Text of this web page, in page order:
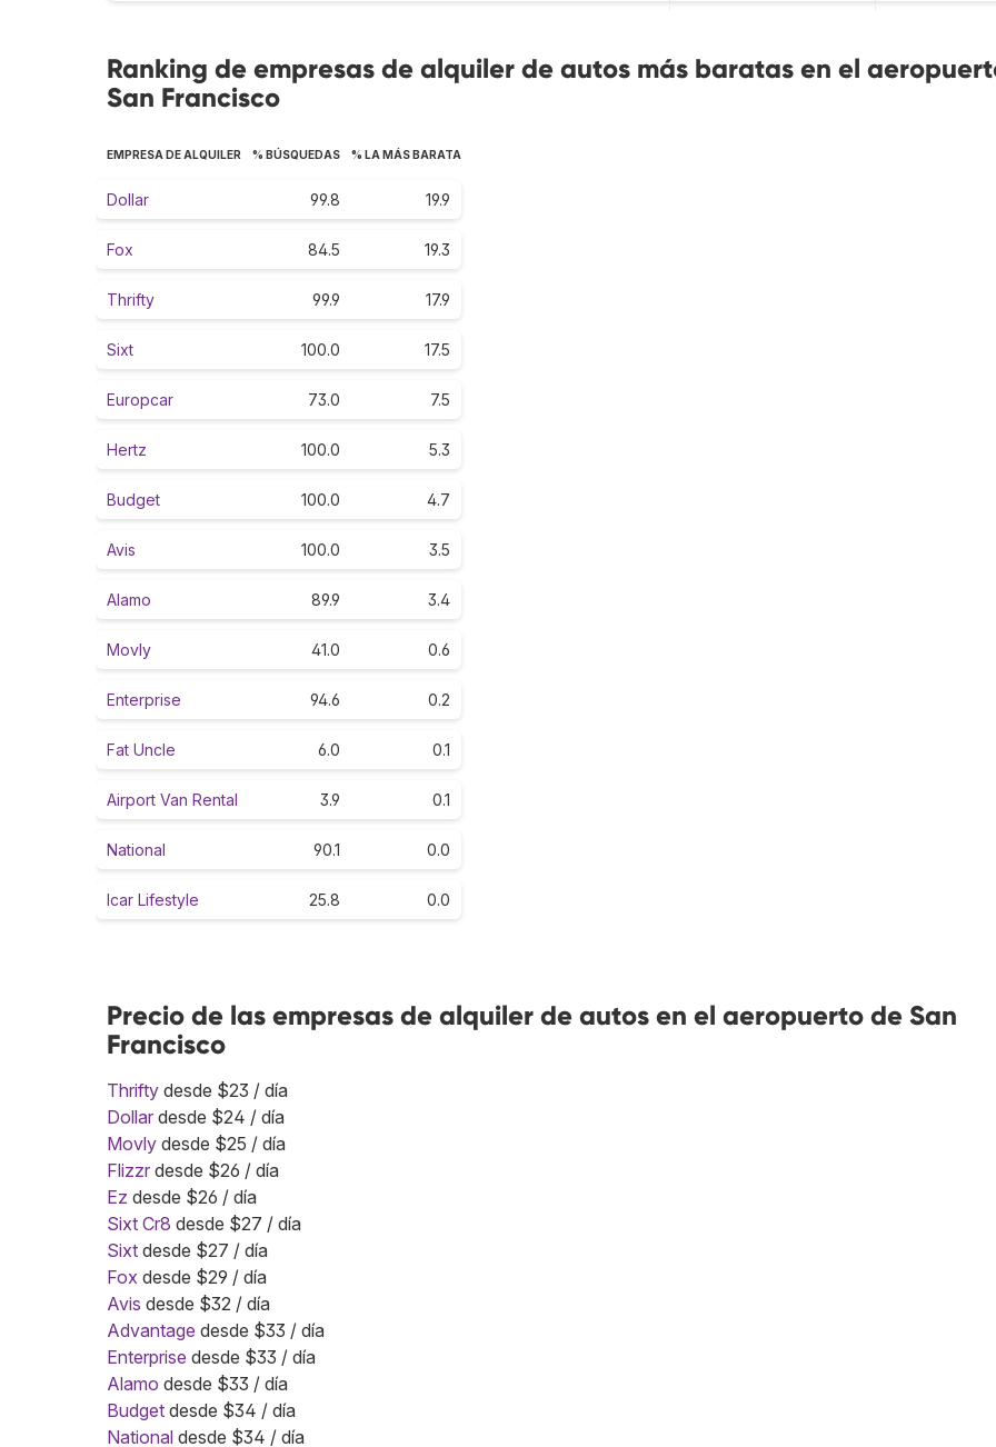
Ranking de empresas de alquiler de autos más baratas en el
San Francisco
EMPRESA DE ALQUILER % BÚSQUEDAS % LA MÁS BARATA
Dollar 99.8 19.9
Fox 84.5 19.3
Thrifty 99.9 17.9
Sixt 100.0 17.5
Europcar 73.0 7.5
Hertz 100.0 5.3
Budget 100.0 4.7
Avis 100.0 3.5
Alamo 89.9 3.4
Movly 41.0 0.6
Enterprise 94.6 0.2
Fat Uncle 6.0 0.1
Airport Van Rental 3.9 0.1
National 90.1 0.0
Icar Lifestyle 25.8 0.0
Precio de las empresas de alquiler de autos en el aeropuerto de San
Francisco
Thrifty desde $23 / día
Dollar desde $24 / día
Movly desde $25 / día
Flizzr desde $26 / día
Ez desde $26 / día
Sixt Cr8 desde $27 / día
Sixt desde $27 / día
Fox desde $29 / día
Avis desde $32 / día
Advantage desde $33 / día
Enterprise desde $33 / día
Alamo desde $33 / día
Budget desde $34 / día
National desde $34 / día